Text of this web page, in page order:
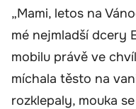
„Mami, letos na
mé nejmladší dcery
mobilu právě ve
míchala těsto na
rozklepaly, mouka